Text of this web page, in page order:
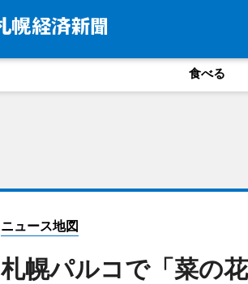
食べる
ニュース地図
札幌パルコで「菜の